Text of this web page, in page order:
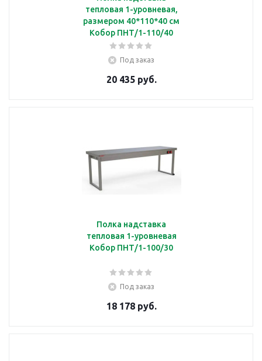
тепловая 1-уровневая,
размером 40*110*40 см
Кобор ПНТ/1-110/40
Под заказ
20 435 руб.
Полка надставка
тепловая 1-уровневая
Кобор ПНТ/1-100/30
Под заказ
18 178 руб.